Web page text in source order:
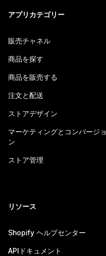
アプリカテゴリー
販売チャネル
商品を探す
商品を販売する
注文と配送
ストアデザイン
マーケティングとコンバージョ
ン
ストア管理
リソース
Shopify ヘルプセンター
APIドキュメント